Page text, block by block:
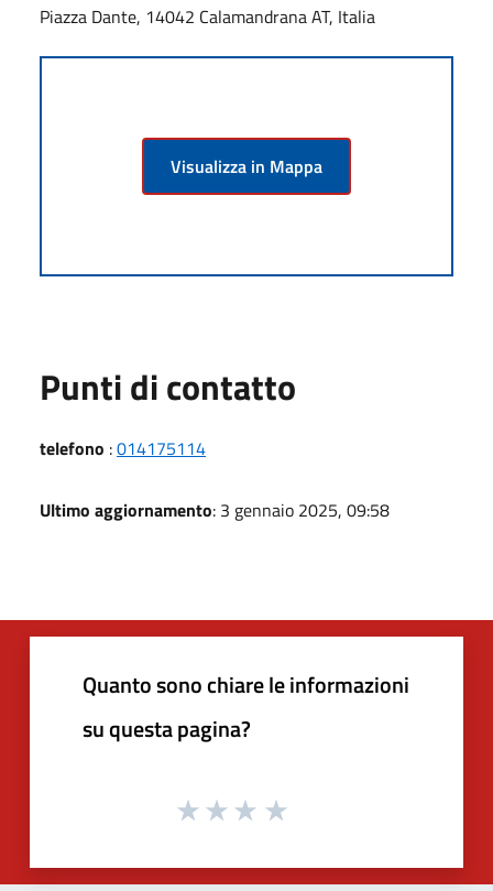
Piazza Dante, 14042 Calamandrana AT, Italia
Visualizza in Mappa
Punti di contatto
telefono :014175114
Ultimo aggiornamento: 3 gennaio 2025, 09:58
Quanto sono chiare le informazioni
su questa pagina?